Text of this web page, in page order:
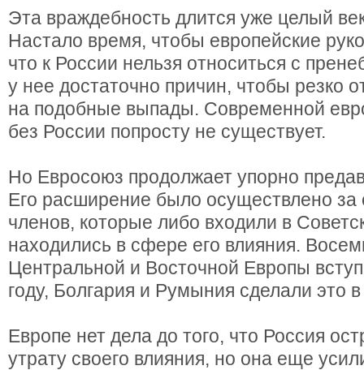
Эта враждебность длится уже целый
Настало время, чтобы европейские
что к России нельзя относиться с
у нее достаточно причин, чтобы резко
на подобные выпады. Современной
без России попросту не существует.
Но Евросоюз продолжает упорно
Его расширение было осуществлено за
членов, которые либо входили в
находились в сфере его влияния.
Центральной и Восточной Европы
году, Болгария и Румыния сделали это
Европе нет дела до того, что Россия
утрату своего влияния, но она еще